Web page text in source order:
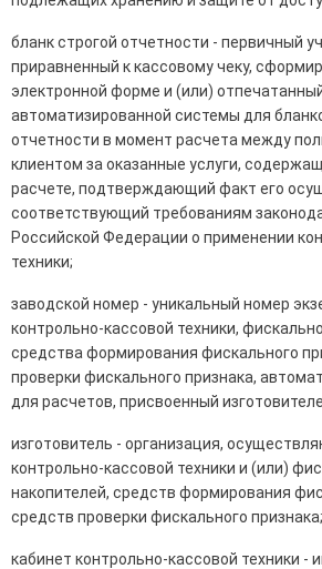
бланк строгой отчетности - первичный
приравненный к кассовому чеку,
электронной форме и (или)
автоматизированной системы для
отчетности в момент расчета между
клиентом за оказанные услуги,
расчете, подтверждающий факт его
соответствующий требованиям
Российской Федерации о применении
техники;
заводской номер - уникальный номер
контрольно-кассовой техники,
средства формирования фискального
проверки фискального признака,
для расчетов, присвоенный
изготовитель - организация,
контрольно-кассовой техники и (или)
накопителей, средств формирования
средств проверки фискального признака;
кабинет контрольно-кассовой техники -